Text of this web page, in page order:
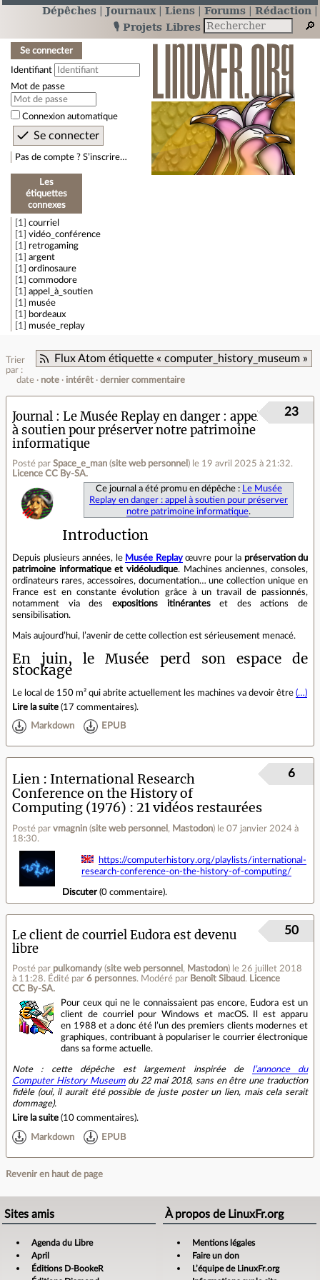
Dépêches Journaux Liens Forums
Rédaction
🎙️ Projets Libres
Se connecter
Identifiant
Mot de passe
Connexion automatique
Pas de compte ? S’inscrire…
Les
étiquettes
connexes
1
courriel
1
vidéo_conférence
1
retrogaming
1
argent
1
ordinosaure
1
commodore
1
appel_à_soutien
1
musée
1
bordeaux
1
musée_replay
Flux Atom étiquette « computer_history_museum »
Trier
par :
date
note intérêt dernier commentaire
Journal
Le Musée Replay en danger : appel
à soutien pour préserver notre patrimoine
informatique
Posté par Space_e_man (site web personnel ) le 19 avril 2025 à 21:32.
Licence CC By‑SA.
23
Ce journal a été promu en dépêche :
Le Musée
Replay en danger : appel à soutien pour préserver
notre patrimoine informatique.
Introduction
Depuis plusieurs années, le Musée Replayœuvre pour la préservation du
patrimoine informatique et vidéoludique. Machines anciennes, consoles,
ordinateurs rares, accessoires, documentation… une collection unique en
France est en constante évolution grâce à un travail de passionnés,
notamment via des expositions itinéranteset des actions de
sensibilisation.
Mais aujourd’hui, l’avenir de cette collection est sérieusement menacé.
En juin, le Musée perd son espace de
stockage
Le local de 150 m² qui abrite actuellement les machines va devoir être (…)
Lire la suite (17 commentaires).
Markdown EPUB
Lien
International Research
Conference on the History of
Computing (1976) : 21 vidéos restaurées
Posté par vmagnin (site web personnel , Mastodon) le 07 janvier 2024 à
18:30.
6
https://computerhistory.org/playlists/international-
research-conference-on-the-history-of-computing/
Discuter(0 commentaire).
Le client de courriel Eudora est devenu
libre
Posté par pulkomandy (site web personnel , Mastodon) le 26 juillet 2018
à 11:28. Édité par 6 personnes. Modéré par Benoît Sibaud. Licence
CC By‑SA.
50
Pour ceux qui ne le connaissaient pas encore, Eudora est un
client de courriel pour Windows et macOS. Il est apparu
en 1988 et a donc été l’un des premiers clients modernes et
graphiques, contribuant à populariser le courrier électronique
dans sa forme actuelle.
Note : cette dépêche est largement inspirée de
l’annonce du
Computer History Museumdu 22 mai 2018, sans en être une traduction
fidèle (oui, il aurait été possible de juste poster un lien, mais cela serait
dommage).
Lire la suite (10 commentaires).
Markdown EPUB
Revenir en haut de page
Sites amis
Agenda du Libre
April
Éditions D-BookeR
À propos de LinuxFr.org
Mentions légales
Faire un don
L’équipe de LinuxFr.org